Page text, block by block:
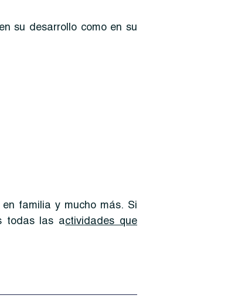
su desarrollo como en su
familia y mucho más. Si
todas las actividades que